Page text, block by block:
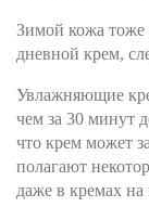
Зимой кожа
дневной крем,
Увлажняющие
чем за 30 минут
что крем может
полагают
даже в кремах